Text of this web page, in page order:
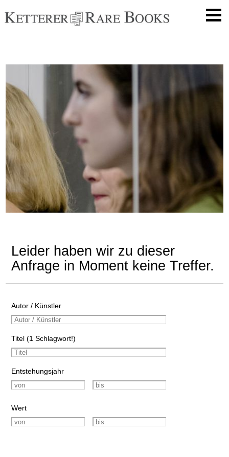
Leider haben wir zu dieser
Anfrage in Moment keine Treffer.
Autor / Künstler
Titel (1 Schlagwort!)
Entstehungsjahr
Wert